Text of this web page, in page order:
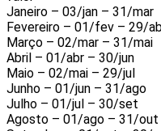
Janeiro – 03/jan – 31/mar
Fevereiro – 01/fev – 29/
Março – 02/mar – 31/mai
Abril – 01/abr – 30/jun
Maio – 02/mai – 29/jul
Junho – 01/jun – 31/ago
Julho – 01/jul – 30/set
Agosto – 01/ago – 31/out